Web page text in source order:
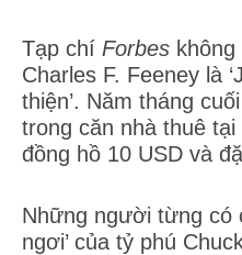
Tạp chí Forbes
Charles F. Feeney là
thiện’. Năm tháng
trong căn nhà thuê
đồng hồ 10 USD và
Những người từng có
ngơi’ của tỷ phú